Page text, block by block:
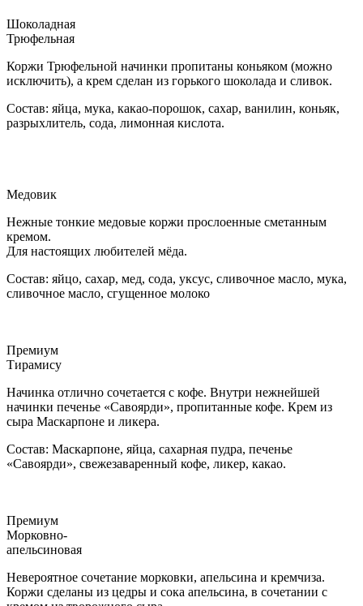
Шоколадная
Трюфельная
Коржи Трюфельной начинки пропитаны коньяком (можно
исключить), а крем сделан из горького шоколада и сливок.
Состав: яйца, мука, какао-порошок, сахар, ванилин, коньяк,
разрыхлитель, сода, лимонная кислота.
Медовик
Нежные тонкие медовые коржи прослоенные сметанным
кремом.
Для настоящих любителей мёда.
Состав: яйцо, сахар, мед, сода, уксус, сливочное масло, мука,
сливочное масло, сгущенное молоко
Премиум
Тирамису
Начинка отлично сочетается с кофе. Внутри нежнейшей
начинки печенье «Савоярди», пропитанные кофе. Крем из
сыра Маскарпоне и ликера.
Состав: Маскарпоне, яйца, сахарная пудра, печенье
«Савоярди», свежезаваренный кофе, ликер, какао.
Премиум
Морковно-
апельсиновая
Невероятное сочетание морковки, апельсина и кремчиза.
Коржи сделаны из цедры и сока апельсина, в сочетании с